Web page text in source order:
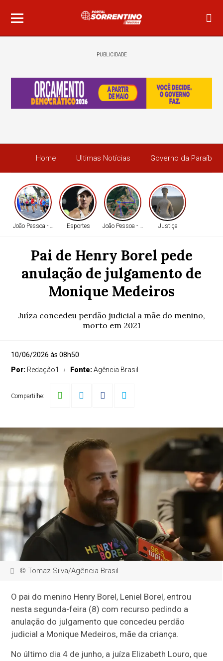
PUBLICIDADE
Home Ultimas Notícias Governo da Paraíba
João Pessoa - PB Esportes João Pessoa - PB Justiça
João Pessoa - PBJoão Pessoa - PB Política João Pessoa - PB
Educação Justiça
João Pessoa - PB João Pessoa - PB Justiça
Pai de Henry Borel pede
anulação de julgamento de
Monique Medeiros
Juíza concedeu perdão judicial a mãe do menino,
morto em 2021
10/06/2026 às 08h50
Por: Redação1 Fonte:Agência Brasil
Compartilhe:
© Tomaz Silva/Agência Brasil
O pai do menino Henry Borel, Leniel Borel, entrou
nesta segunda-feira (8) com recurso pedindo a
anulação do julgamento que concedeu perdão
judicial a Monique Medeiros, mãe da criança.
No último dia 4 de junho, a juíza Elizabeth Louro, que